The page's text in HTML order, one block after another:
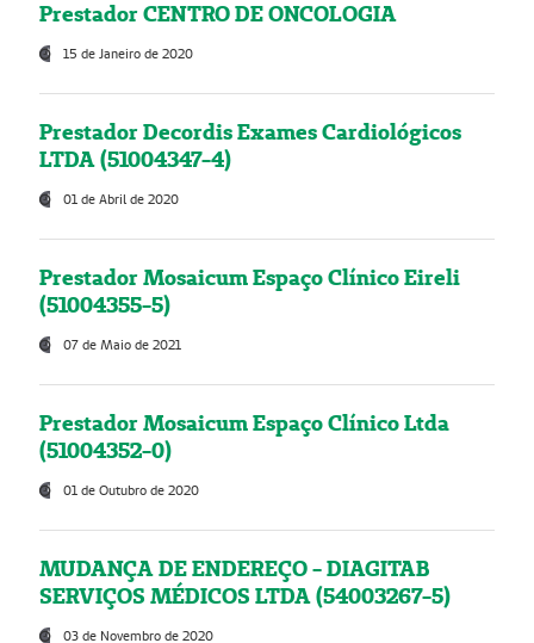
Prestador CENTRO DE ONCOLOGIA
15 de Janeiro de 2020
Prestador Decordis Exames Cardiológicos
LTDA (51004347-4)
01 de Abril de 2020
Prestador Mosaicum Espaço Clínico Eireli
(51004355-5)
07 de Maio de 2021
Prestador Mosaicum Espaço Clínico Ltda
(51004352-0)
01 de Outubro de 2020
MUDANÇA DE ENDEREÇO - DIAGITAB
SERVIÇOS MÉDICOS LTDA (54003267-5)
03 de Novembro de 2020